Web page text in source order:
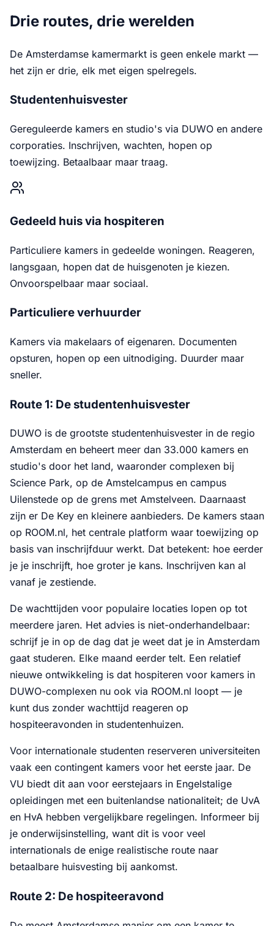
Drie routes, drie werelden
De Amsterdamse kamermarkt is geen enkele markt —
het zijn er drie, elk met eigen spelregels.
Studentenhuisvester
Gereguleerde kamers en studio's via DUWO en andere
corporaties. Inschrijven, wachten, hopen op
toewijzing. Betaalbaar maar traag.
Gedeeld huis via hospiteren
Particuliere kamers in gedeelde woningen. Reageren,
langsgaan, hopen dat de huisgenoten je kiezen.
Onvoorspelbaar maar sociaal.
Particuliere verhuurder
Kamers via makelaars of eigenaren. Documenten
opsturen, hopen op een uitnodiging. Duurder maar
sneller.
Route 1: De studentenhuisvester
DUWO is de grootste studentenhuisvester in de regio
Amsterdam en beheert meer dan 33.000 kamers en
studio's door het land, waaronder complexen bij
Science Park, op de Amstelcampus en campus
Uilenstede op de grens met Amstelveen. Daarnaast
zijn er De Key en kleinere aanbieders. De kamers staan
op ROOM.nl, het centrale platform waar toewijzing op
basis van inschrijfduur werkt. Dat betekent: hoe eerder
je je inschrijft, hoe groter je kans. Inschrijven kan al
vanaf je zestiende.
De wachttijden voor populaire locaties lopen op tot
meerdere jaren. Het advies is niet-onderhandelbaar:
schrijf je in op de dag dat je weet dat je in Amsterdam
gaat studeren. Elke maand eerder telt. Een relatief
nieuwe ontwikkeling is dat hospiteren voor kamers in
DUWO-complexen nu ook via ROOM.nl loopt — je
kunt dus zonder wachttijd reageren op
hospiteeravonden in studentenhuizen.
Voor internationale studenten reserveren universiteiten
vaak een contingent kamers voor het eerste jaar. De
VU biedt dit aan voor eerstejaars in Engelstalige
opleidingen met een buitenlandse nationaliteit; de UvA
en HvA hebben vergelijkbare regelingen. Informeer bij
je onderwijsinstelling, want dit is voor veel
internationals de enige realistische route naar
betaalbare huisvesting bij aankomst.
Route 2: De hospiteeravond